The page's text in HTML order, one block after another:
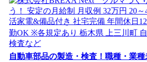
自動車部品の製造・検査！職種・業